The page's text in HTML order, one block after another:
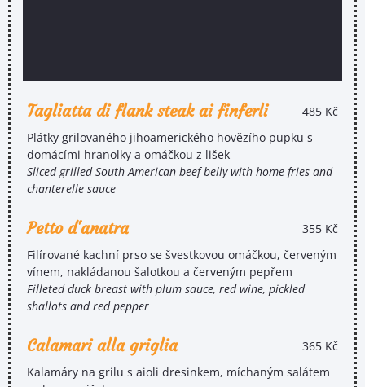
Tagliatta di flank steak ai finferli
485 Kč
Plátky grilovaného jihoamerického hovězího pupku s
domácími hranolky a omáčkou z lišek
Sliced grilled South American beef belly with home fries and
chanterelle sauce
Petto d'anatra
355 Kč
Filírované kachní prso se švestkovou omáčkou, červeným
vínem, nakládanou šalotkou a červeným pepřem
Filleted duck breast with plum sauce, red wine, pickled
shallots and red pepper
Calamari alla griglia
365 Kč
Kalamáry na grilu s aioli dresinkem, míchaným salátem